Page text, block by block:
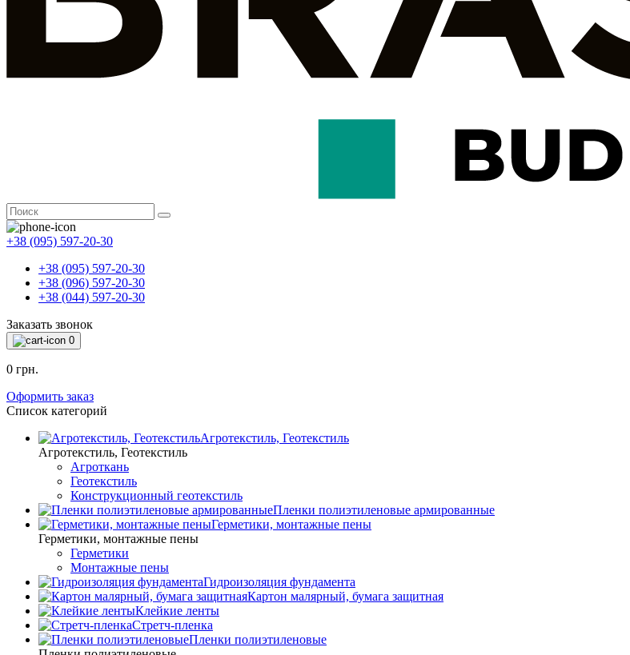
+38 (095) 597-20-30
+38 (095) 597-20-30
+38 (096) 597-20-30
+38 (044) 597-20-30
Заказать звонок
0
0 грн.
Оформить заказ
Список категорий
Агротекстиль, Геотекстиль
Агротекстиль, Геотекстиль
Агроткань
Геотекстиль
Конструкционный геотекстиль
Пленки полиэтиленовые армированные
Герметики, монтажные пены
Герметики, монтажные пены
Герметики
Монтажные пены
Гидроизоляция фундамента
Картон малярный, бумага защитная
Клейкие ленты
Стретч-пленка
Пленки полиэтиленовые